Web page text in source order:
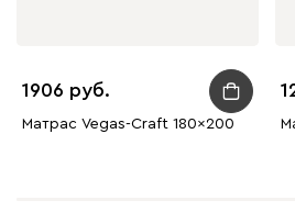
1906
Матрас Vegas-Craft 180x200